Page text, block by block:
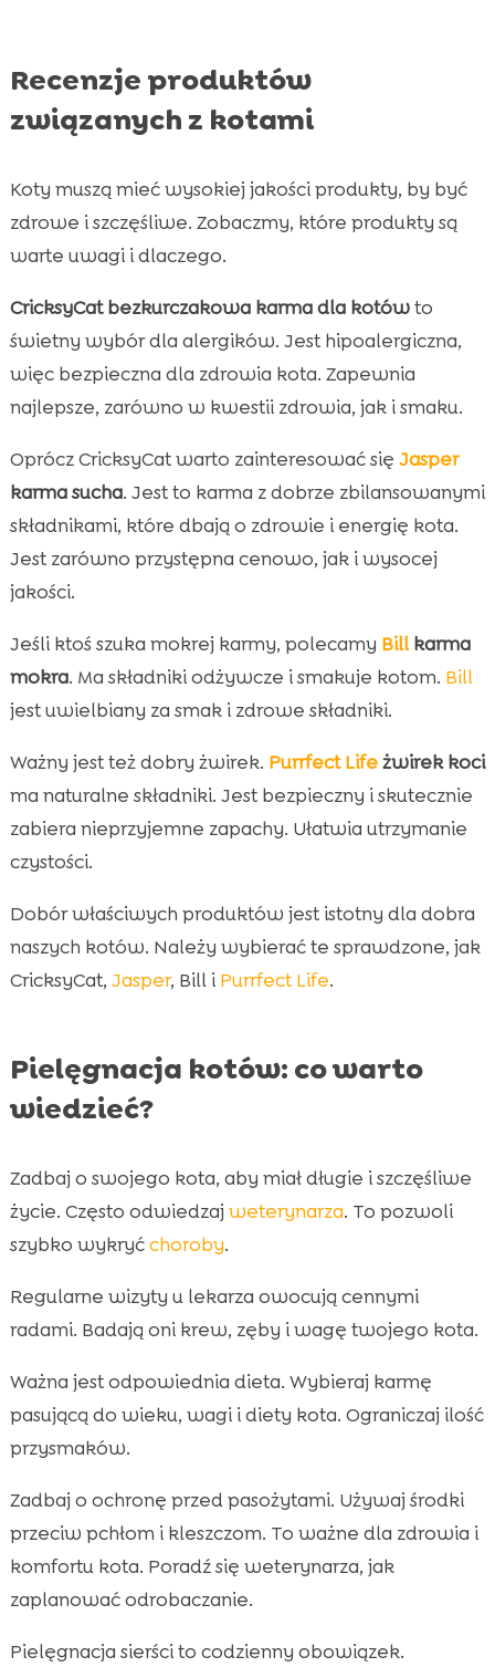
Recenzje produktów
związanych z kotami
Koty muszą mieć wysokiej jakości produkty, by być
zdrowe i szczęśliwe. Zobaczmy, które produkty są
warte uwagi i dlaczego.
CricksyCat bezkurczakowa karma dla kotówto
świetny wybór dla alergików. Jest hipoalergiczna,
więc bezpieczna dla zdrowia kota. Zapewnia
najlepsze, zarówno w kwestii zdrowia, jak i smaku.
Oprócz CricksyCat warto zainteresować się Jasper
karma sucha. Jest to karma z dobrze zbilansowanymi
składnikami, które dbają o zdrowie i energię kota.
Jest zarówno przystępna cenowo, jak i wysocej
jakości.
Jeśli ktoś szuka mokrej karmy, polecamy Billkarma
mokra. Ma składniki odżywcze i smakuje kotom. Bill
jest uwielbiany za smak i zdrowe składniki.
Ważny jest też dobry żwirek. Purrfect Lifeżwirek koci
ma naturalne składniki. Jest bezpieczny i skutecznie
zabiera nieprzyjemne zapachy. Ułatwia utrzymanie
czystości.
Dobór właściwych produktów jest istotny dla dobra
naszych kotów. Należy wybierać te sprawdzone, jak
CricksyCat, Jasper, Bill i Purrfect Life.
Pielęgnacja kotów: co warto
wiedzieć?
Zadbaj o swojego kota, aby miał długie i szczęśliwe
życie. Często odwiedzaj weterynarza. To pozwoli
szybko wykryćchoroby.
Regularne wizyty u lekarza owocują cennymi
radami. Badają oni krew, zęby i wagę twojego kota.
Ważna jest odpowiednia dieta. Wybieraj karmę
pasującą do wieku, wagi i diety kota. Ograniczaj ilość
przysmaków.
Zadbaj o ochronę przed pasożytami. Używaj środki
przeciw pchłom i kleszczom. To ważne dla zdrowia i
komfortu kota. Poradź się weterynarza, jak
zaplanować odrobaczanie.
Pielęgnacja sierści to codzienny obowiązek.